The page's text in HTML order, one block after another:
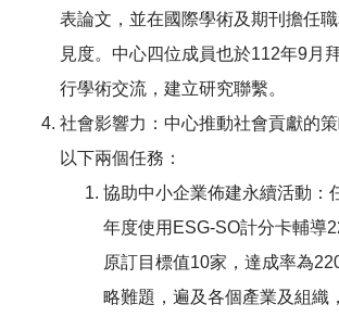
表論文，並在國際學術及期刊擔任
見度。中心四位成員也於112年9月
行學術交流，建立研究聯繫。
社會影響力：中心推動社會貢獻的
以下兩個任務：
協助中小企業佈建永續活動：
年度使用ESG-SO計分卡輔導
原訂目標值10家，達成率為
略難題，遍及各個產業及組織